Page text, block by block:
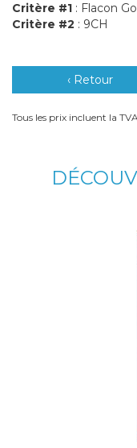
Critère #1 : Flacon
Critère #2 : 9CH
‹ Retour
Tous les prix incluent la